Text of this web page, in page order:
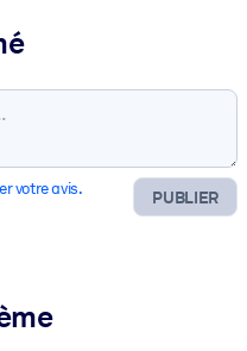
PUBLIER
votre avis.